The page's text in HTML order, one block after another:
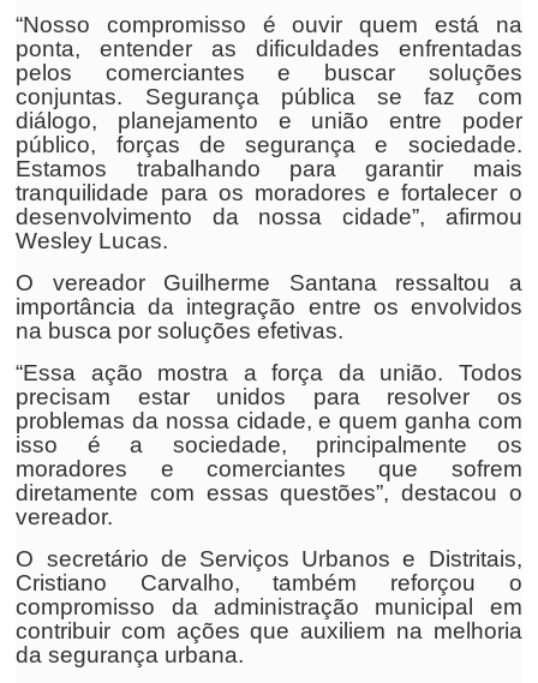
“Nosso compromisso é ouvir quem está na
ponta, entender as dificuldades enfrentadas
pelos comerciantes e buscar soluções
conjuntas. Segurança pública se faz com
diálogo, planejamento e união entre poder
público, forças de segurança e sociedade.
Estamos trabalhando para garantir mais
tranquilidade para os moradores e fortalecer o
desenvolvimento da nossa cidade”, afirmou
Wesley Lucas.
O vereador Guilherme Santana ressaltou a
importância da integração entre os envolvidos
na busca por soluções efetivas.
“Essa ação mostra a força da união. Todos
precisam estar unidos para resolver os
problemas da nossa cidade, e quem ganha com
isso é a sociedade, principalmente os
moradores e comerciantes que sofrem
diretamente com essas questões”, destacou o
vereador.
O secretário de Serviços Urbanos e Distritais,
Cristiano Carvalho, também reforçou o
compromisso da administração municipal em
contribuir com ações que auxiliem na melhoria
da segurança urbana.